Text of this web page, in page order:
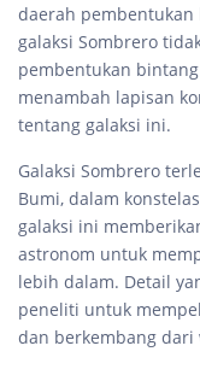
daerah
galaksi Sombrero
pembentukan
menambah lapisan
tentang galaksi ini.
Galaksi Sombrero
Bumi, dalam
galaksi ini
astronom untuk
lebih dalam. Detail
peneliti untuk
dan berkembang dari